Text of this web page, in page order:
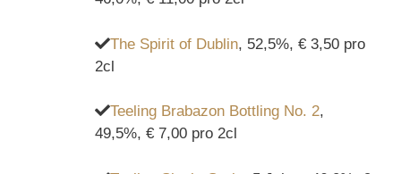
The Spirit of Dublin, 52,5%, € 3,50 pro
2cl
Teeling Brabazon Bottling No. 2,
49,5%, € 7,00 pro 2cl